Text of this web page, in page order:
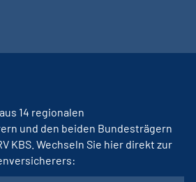
14 regionalen
und den beiden Bundesträgern
KBS. Wechseln Sie hier direkt zur